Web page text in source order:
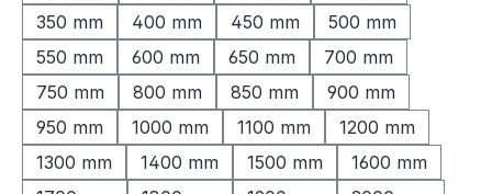
350 mm
400 mm 450 mm
500 mm
550 mm
600 mm 650 mm
700 mm
750 mm
800 mm 850 mm
900 mm
950 mm
1000 mm 1100 mm
1200 mm
1300 mm
1400 mm 1500 mm
1600 mm